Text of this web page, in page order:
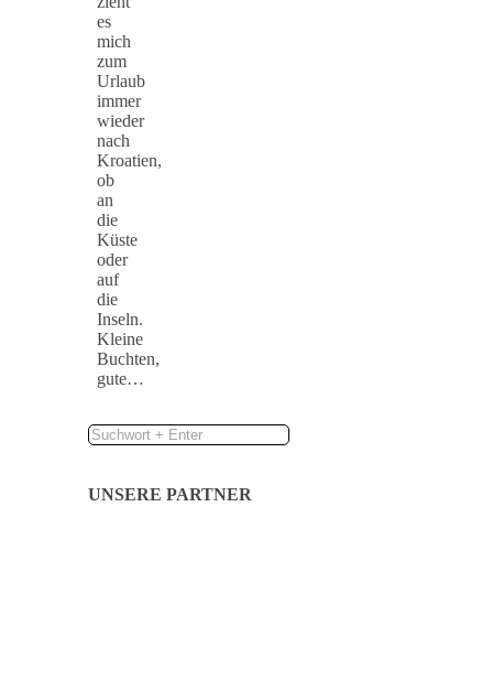
es
mich
zum
Urlaub
immer
wieder
nach
Kroatien,
ob
an
die
Küste
oder
auf
die
Inseln.
Kleine
Buchten,
gute…
UNSERE PARTNER